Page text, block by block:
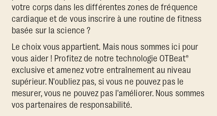
votre corps dans les différentes zones de fréquence
cardiaque et de vous inscrire à une routine de fitness
basée sur la science ?
Le choix vous appartient. Mais nous sommes ici pour
vous aider ! Profitez de notre technologie OTBeat®
exclusive et amenez votre entraînement au niveau
supérieur. N'oubliez pas, si vous ne pouvez pas le
mesurer, vous ne pouvez pas l'améliorer. Nous sommes
vos partenaires de responsabilité.